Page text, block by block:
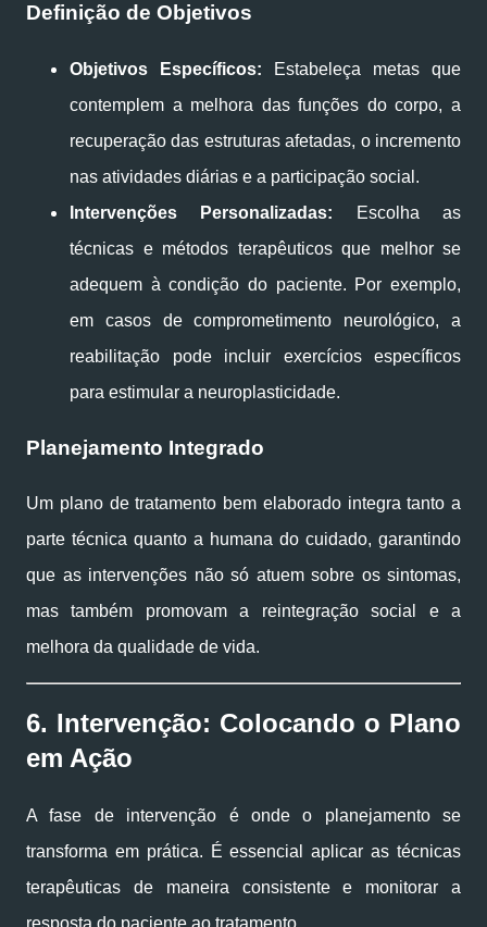
Definição de Objetivos
Objetivos Específicos: Estabeleça metas que
contemplem a melhora das funções do corpo, a
recuperação das estruturas afetadas, o incremento
nas atividades diárias e a participação social.
Intervenções Personalizadas: Escolha as
técnicas e métodos terapêuticos que melhor se
adequem à condição do paciente. Por exemplo,
em casos de comprometimento neurológico, a
reabilitação pode incluir exercícios específicos
para estimular a neuroplasticidade.
Planejamento Integrado
Um plano de tratamento bem elaborado integra tanto a
parte técnica quanto a humana do cuidado, garantindo
que as intervenções não só atuem sobre os sintomas,
mas também promovam a reintegração social e a
melhora da qualidade de vida.
6. Intervenção: Colocando o Plano
em Ação
A fase de intervenção é onde o planejamento se
transforma em prática. É essencial aplicar as técnicas
terapêuticas de maneira consistente e monitorar a
resposta do paciente ao tratamento.